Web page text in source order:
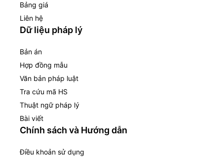
Bảng giá
Liên hệ
Dữ liệu pháp lý
Bản án
Hợp đồng mẫu
Văn bản pháp luật
Tra cứu mã HS
Thuật ngữ pháp lý
Bài viết
Chính sách và Hướng dẫn
Điều khoản sử dụng